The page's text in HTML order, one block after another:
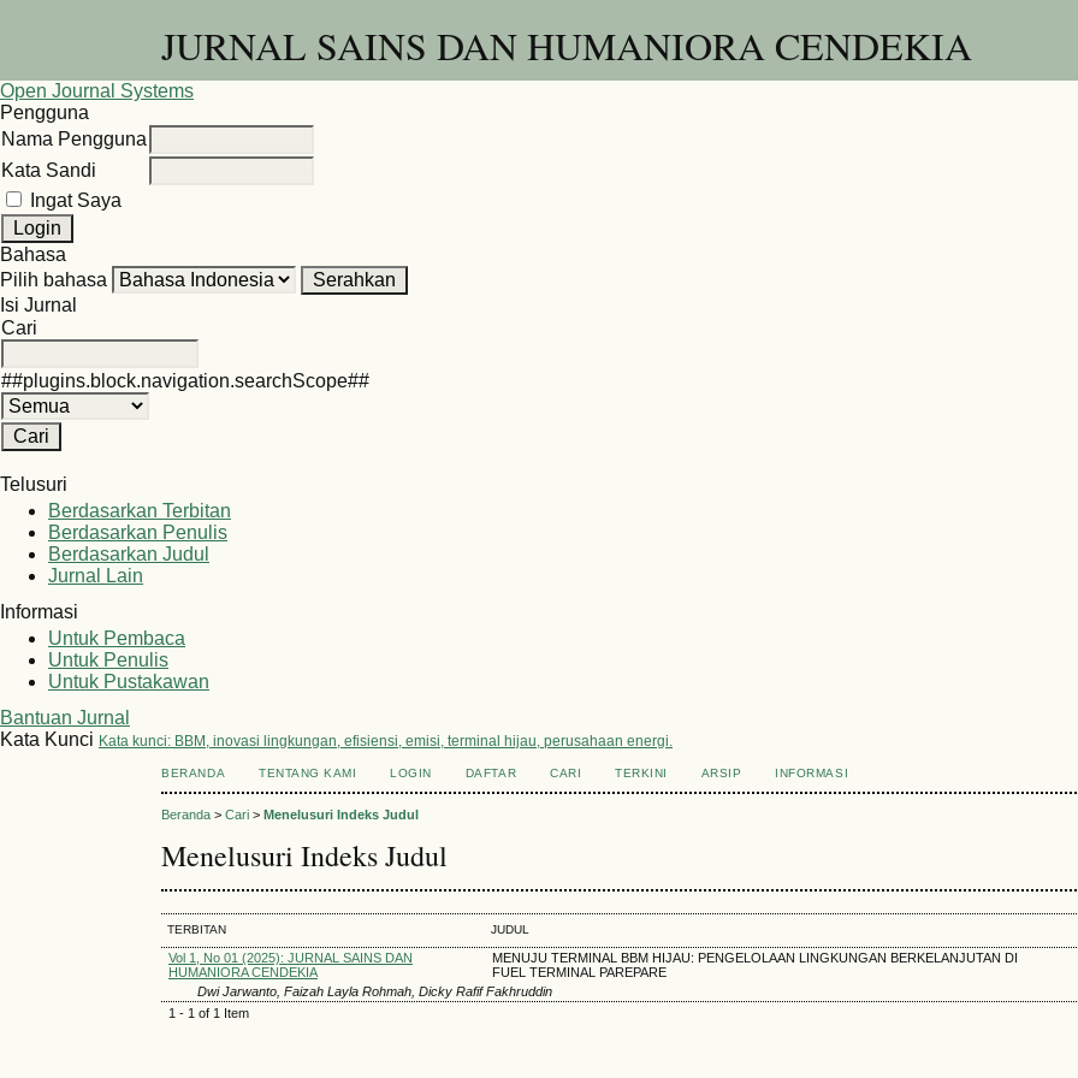
JURNAL SAINS DAN HUMANIORA CENDEKIA
Open Journal Systems
Pengguna
Nama Pengguna
Kata Sandi
Ingat Saya
Bahasa
Pilih bahasa
Isi Jurnal
Cari
##plugins.block.navigation.searchScope##
Telusuri
Berdasarkan Terbitan
Berdasarkan Penulis
Berdasarkan Judul
Jurnal Lain
Informasi
Untuk Pembaca
Untuk Penulis
Untuk Pustakawan
Bantuan Jurnal
Kata Kunci Kata kunci: BBM, inovasi lingkungan, efisiensi, emisi, terminal hijau, perusahaan energi.
BERANDA TENTANG KAMI LOGIN DAFTAR CARI TERKINI ARSIP INFORMASI
Beranda >Cari >Menelusuri Indeks Judul
Menelusuri Indeks Judul
TERBITAN JUDUL
Vol 1, No 01 (2025): JURNAL SAINS DAN
HUMANIORA CENDEKIA
MENUJU TERMINAL BBM HIJAU: PENGELOLAAN LINGKUNGAN BERKELANJUTAN DI
FUEL TERMINAL PAREPARE
Dwi Jarwanto, Faizah Layla Rohmah, ⁠Dicky Rafif Fakhruddin
1 - 1 of 1 Item